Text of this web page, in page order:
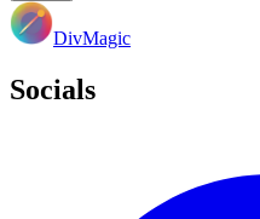
DivMagic
Socials